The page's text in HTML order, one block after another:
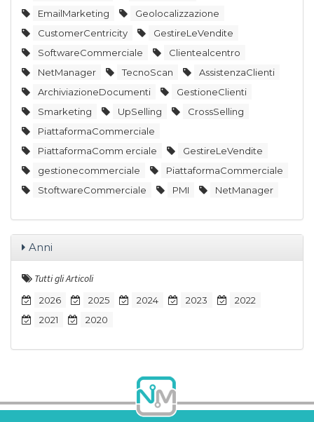
EmailMarketing
Geolocalizzazione
CustomerCentricity
GestireLeVendite
SoftwareCommerciale
Clientealcentro
NetManager
TecnoScan
AssistenzaClienti
ArchiviazioneDocumenti
GestioneClienti
Smarketing
UpSelling
CrossSelling
PiattaformaCommerciale
PiattaformaComm erciale
GestireLeVendite
gestionecommerciale
PiattaformaCommerciale
StoftwareCommerciale
PMI NetManager
Anni
Tutti gli Articoli
2026 2025 2024 2023
2022
2021
2020